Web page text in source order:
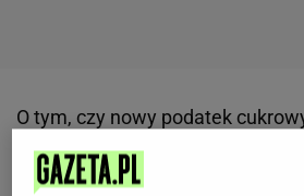
O tym, czy nowy podatek
się do ograniczenia przez
napojów, czy może powody jego